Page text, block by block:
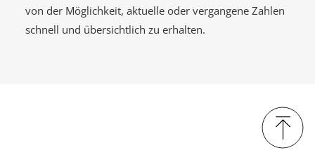
von der Möglichkeit, aktuelle oder vergangene Zahlen
schnell und übersichtlich zu erhalten.